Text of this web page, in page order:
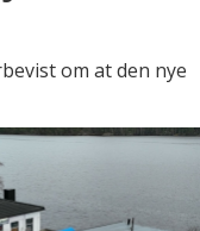
om at den nye